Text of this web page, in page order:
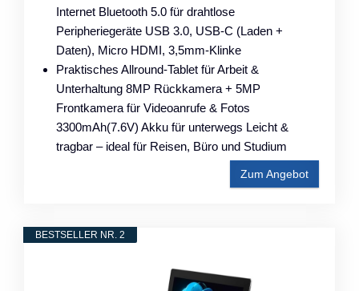
Internet Bluetooth 5.0 für drahtlose
Peripheriegeräte USB 3.0, USB-C (Laden +
Daten), Micro HDMI, 3,5mm-Klinke
Praktisches Allround-Tablet für Arbeit &
Unterhaltung 8MP Rückkamera + 5MP
Frontkamera für Videoanrufe & Fotos
3300mAh(7.6V) Akku für unterwegs Leicht &
tragbar – ideal für Reisen, Büro und Studium
Zum Angebot
BESTSELLER NR. 2